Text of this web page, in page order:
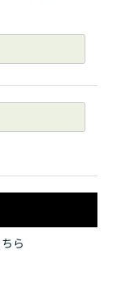
ら